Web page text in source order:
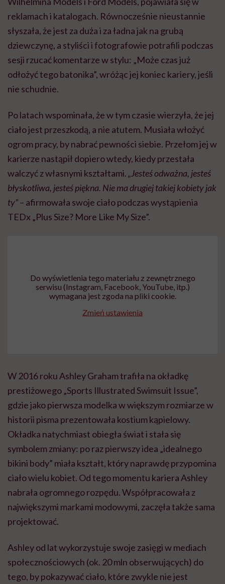
reklamach i katalogach. Równocześnie nieustannie
słyszała, że jest za duża i za ładna jak na grubą
dziewczynę, a styliści i fotografowie potrafili podczas
sesji rzucać komentarze w stylu: „Może czas już
odłożyć tego batonika”, wróżąc jej koniec kariery, jeśli
nie schudnie.
Po latach wspominała, że w tym czasie wierzyła, że jej
ciało jest przeszkodą, a nie atutem. Musiała włożyć
ogrom pracy, by nabrać pewności siebie. Przełom jej w
karierze nastąpił dopiero wtedy, kiedy przestała
walczyć z własnymi kształtami.„Jesteś odważna, jesteś
błyskotliwa, jesteś piękna. Nie ma drugiej takiej kobiety jak
ty”– afirmowała swoje ciało podczas wystąpienia
TEDx „Plus Size? More Like My Size”.
Do wyświetlenia tego materiału z zewnętrznego
serwisu (Instagram, Facebook, YouTube, itp.)
wymagana jest zgoda na pliki cookie.
Zmień ustawienia
W 2016 roku Ashley Graham trafiła na okładkę
prestiżowego „Sports Illustrated Swimsuit Issue”,
gdzie jako pierwsza modelka w większym rozmiarze w
historii pisma prezentowała kostium kąpielowy.
Okładka natychmiast obiegła świat i stała się
symbolem zmiany: po raz pierwszy idea „idealnego
bikini body” miała kształt, który naprawdę przypomina
ciało wielu kobiet. Od tego momentu kariera Ashley
nabrała ogromnego rozpędu. Współpracowała z
największymi markami modowymi, zaczęła także sama
projektować.
Ashley od lat wykorzystuje swoje zasięgi w mediach
społecznościowych (ok. 20 mln obserwujących) do
tego, by pokazywać ciało, które zwykle nie jest